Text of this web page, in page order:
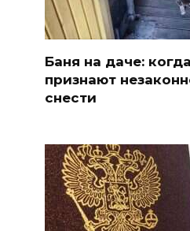
Баня на даче:
признают
снести